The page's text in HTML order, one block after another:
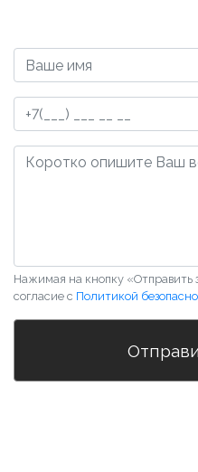
Нажимая на кнопку «Отправить
согласие с Политикой